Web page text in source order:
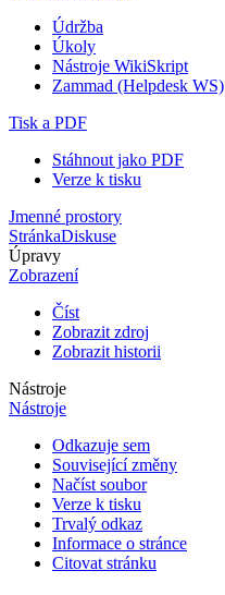
Údržba
Úkoly
Nástroje WikiSkript
Zammad (Helpdesk WS)
Tisk a PDF
Stáhnout jako PDF
Verze k tisku
Jmenné prostory
StránkaDiskuse
Úpravy
Zobrazení
Číst
Zobrazit zdroj
Zobrazit historii
Nástroje
Nástroje
Odkazuje sem
Související změny
Načíst soubor
Verze k tisku
Trvalý odkaz
Informace o stránce
Citovat stránku